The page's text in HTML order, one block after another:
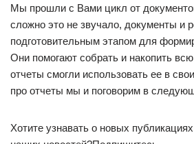
Мы прошли с Вами цикл от
сложно это не звучало, документы и
подготовительным этапом для
Они помогают собрать и накопить
отчеты смогли использовать ее в
про отчеты мы и поговорим в
Хотите узнавать о новых